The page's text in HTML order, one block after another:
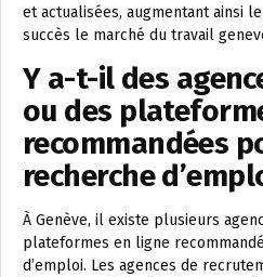
et actualisées, augmentant ainsi
succès le marché du travail
Y a-t-il des
ou des
recommandées
recherche
À Genève, il existe plusieurs
plateformes en ligne
d’emploi. Les agences de